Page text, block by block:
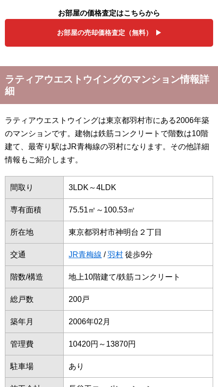
お部屋の価格査定はこちらから
お部屋の売却価格査定（無料）
ラティアウエストウイングのマンション情報詳
細
ラティアウエストウイングは東京都羽村市にある2006年築
のマンションです。建物は鉄筋コンクリートで階数は10階
建て、最寄り駅はJR青梅線の羽村になります。その他詳細
情報もご紹介します。
間取り 3LDK～4LDK
専有面積 75.51㎡～100.53㎡
所在地 東京都羽村市神明台２丁目
交通 JR青梅線 /羽村 徒歩9分
階数/構造 地上10階建て/鉄筋コンクリート
総戸数 200戸
築年月 2006年02月
管理費 10420円～13870円
駐車場 あり